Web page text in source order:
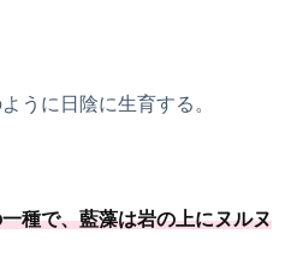
うに日陰に生育する。
種で、藍藻は岩の上にヌルヌ